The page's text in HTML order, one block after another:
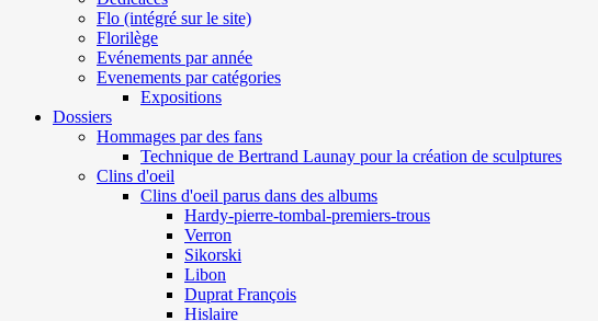
Flo (intégré sur le site)
Florilège
Evénements par année
Evenements par catégories
Expositions
Dossiers
Hommages par des fans
Technique de Bertrand Launay pour la création de sculptures
Clins d'oeil
Clins d'oeil parus dans des albums
Hardy-pierre-tombal-premiers-trous
Verron
Sikorski
Libon
Duprat François
Hislaire